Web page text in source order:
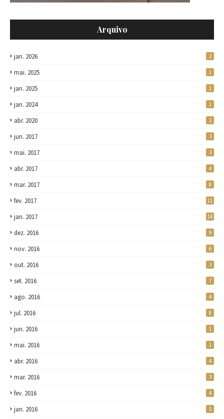
Arquivo
jan. 2026 2
mai. 2025 1
jan. 2025 1
jan. 2024 1
abr. 2020 2
jun. 2017 3
mai. 2017 3
abr. 2017 4
mar. 2017 8
fev. 2017 11
jan. 2017 14
dez. 2016 9
nov. 2016 6
out. 2016 3
set. 2016 7
ago. 2016 4
jul. 2016 8
jun. 2016 1
mai. 2016 1
abr. 2016 4
mar. 2016 3
fev. 2016 4
jan. 2016 5